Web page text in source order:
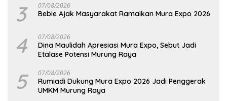
3 07/08/2026
Bebie Ajak Masyarakat Ramaikan Mura Expo 2026
4 07/08/2026
Dina Maulidah Apresiasi Mura Expo, Sebut Jadi
Etalase Potensi Murung Raya
5 07/08/2026
Rumiadi Dukung Mura Expo 2026 Jadi Penggerak
UMKM Murung Raya